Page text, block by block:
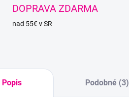
DOPRAVA ZDARMA
nad 55€ v SR
Popis Podobné (3)